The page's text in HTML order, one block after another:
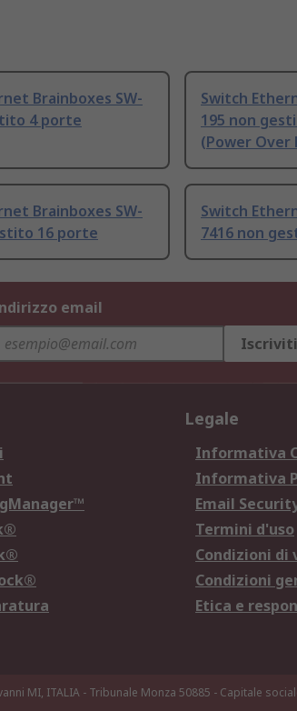
Brainboxes SW-
4 porte
Switch
195 non
(Power
Brainboxes SW-
16 porte
Switch
7416 non
email
Iscriviti
Legale
Informativa
Informativa
Email
Termini d'uso
Condizioni di
Condizioni
Etica e
MI, ITALIA - Tribunale Monza 50885 - Capitale